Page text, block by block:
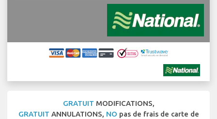
GRATUIT MODIFICATIONS,
GRATUIT ANNULATIONS, NO pas de frais de carte de